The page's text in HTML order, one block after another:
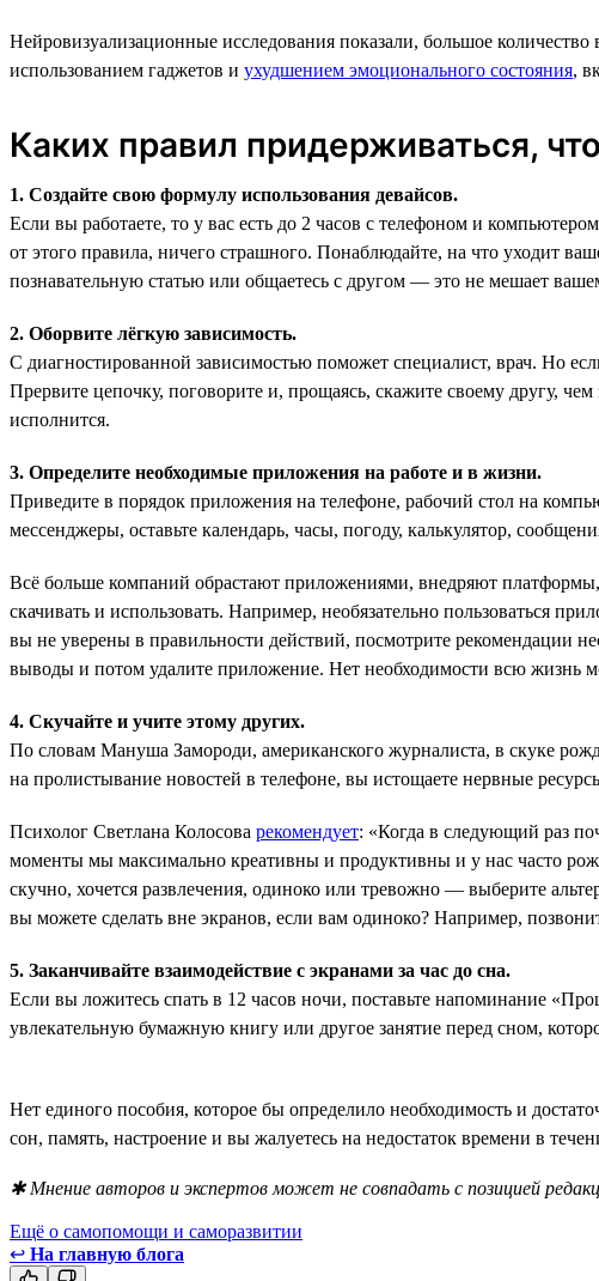
Нейровизуализационные исследования показали, большое
использованием гаджетов и ухудшением эмоционального состояния,
Каких правил придерживаться,
1. Создайте свою формулу использования девайсов.
Если вы работаете, то у вас есть до 2 часов с телефоном и
от этого правила, ничего страшного. Понаблюдайте, на что уходит
познавательную статью или общаетесь с другом — это не мешает
2. Оборвите лёгкую зависимость.
С диагностированной зависимостью поможет специалист, врач. Но
Прервите цепочку, поговорите и, прощаясь, скажите своему другу,
исполнится.
3. Определите необходимые приложения на работе и в жизни.
Приведите в порядок приложения на телефоне, рабочий стол на
мессенджеры, оставьте календарь, часы, погоду, калькулятор,
Всё больше компаний обрастают приложениями, внедряют
скачивать и использовать. Например, необязательно пользоваться
вы не уверены в правильности действий, посмотрите рекомендации
выводы и потом удалите приложение. Нет необходимости всю жизнь
4. Скучайте и учите этому других.
По словам Мануша Замороди, американского журналиста, в скуке
на пролистывание новостей в телефоне, вы истощаете нервные
Психолог Светлана Колосова рекомендует: «Когда в следующий раз
моменты мы максимально креативны и продуктивны и у нас часто
скучно, хочется развлечения, одиноко или тревожно — выберите
вы можете сделать вне экранов, если вам одиноко? Например,
5. Заканчивайте взаимодействие с экранами за час до сна.
Если вы ложитесь спать в 12 часов ночи, поставьте напоминание
увлекательную бумажную книгу или другое занятие перед сном,
Нет единого пособия, которое бы определило необходимость и
сон, память, настроение и вы жалуетесь на недостаток времени в
✱ Мнение авторов и экспертов может не совпадать с позицией
Ещё о самопомощи и саморазвитии
↩ На главную блога